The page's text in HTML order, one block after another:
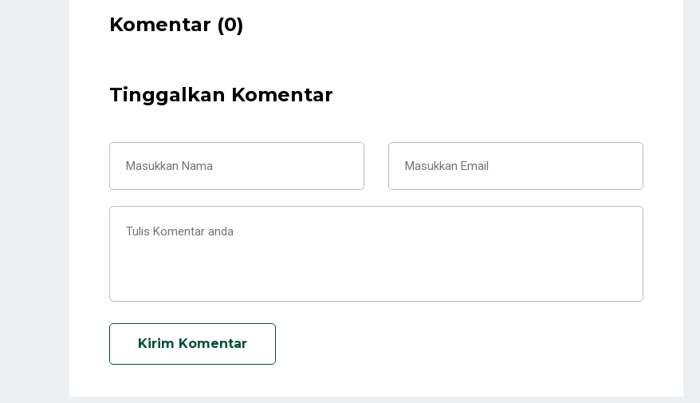
Komentar (0)
Tinggalkan Komentar
Kirim Komentar